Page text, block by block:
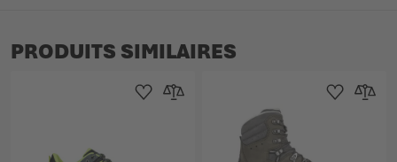
PRODUITS SIMILAIRES
Ajouter à la liste d'achats
Ajouter au comparateur Ajouter à la
Ajouter